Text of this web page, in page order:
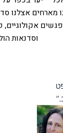
אנחנו מארחים
וסדנאות